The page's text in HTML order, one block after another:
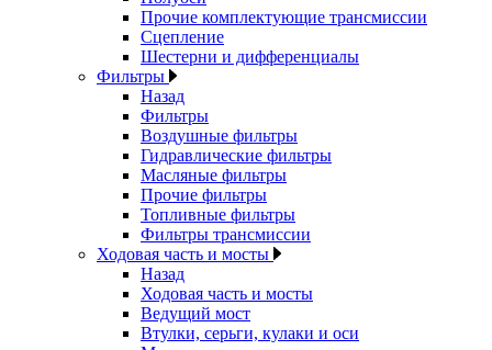
Прочие комплектующие трансмиссии
Сцепление
Шестерни и дифференциалы
Фильтры
Назад
Фильтры
Воздушные фильтры
Гидравлические фильтры
Масляные фильтры
Прочие фильтры
Топливные фильтры
Фильтры трансмиссии
Ходовая часть и мосты
Назад
Ходовая часть и мосты
Ведущий мост
Втулки, серьги, кулаки и оси